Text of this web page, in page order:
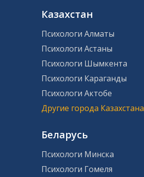
Казахстан
Психологи Алматы
Психологи Астаны
Психологи Шымкента
Психологи Караганды
Психологи Актобе
Другие города Казахстана
Беларусь
Психологи Минска
Психологи Гомеля